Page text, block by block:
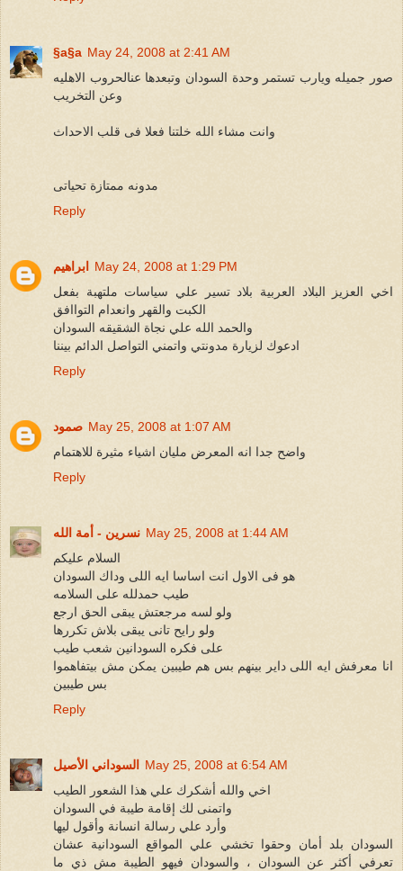
§a§a May 24, 2008 at 2:41 AM
صور جميله ويارب تستمر وحدة السودان وتبعدها عنالحروب الاهليه
وعن التخريب
وانت مشاء الله خلتنا فعلا فى قلب الاحداث
مدونه ممتازة تحياتى
Reply
ابراهيم
May 24, 2008 at 1:29 PM
اخي العزيز البلاد العربية بلاد تسير علي سياسات ملتهبة بفعل
الكبت والقهر وانعدام التواافق
والحمد الله علي نجاة الشقيقه السودان
ادعوك لزيارة مدونتي واتمني التواصل الدائم بيننا
Reply
صمود May 25, 2008 at 1:07 AM
واضح جدا انه المعرض مليان اشياء مثيرة للاهتمام
Reply
نسرين - أمة الله May 25, 2008 at 1:44 AM
السلام عليكم
هو فى الاول انت اساسا ايه اللى وداك السودان
طيب حمدلله على السلامه
ولو لسه مرجعتش يبقى الحق ارجع
ولو رايح تانى يبقى بلاش تكررها
على فكره السودانين شعب طيب
انا معرفش ايه اللى داير بينهم بس هم طيبين يمكن مش بيتفاهموا
بس طيبين
Reply
السوداني الأصيل
May 25, 2008 at 6:54 AM
اخي والله أشكرك علي هذا الشعور الطيب
واتمنى لك إقامة طيبة في السودان
وأرد علي رسالة انسانة وأقول ليها
السودان بلد أمان وحقوا تخشي علي المواقع السودانية عشان
تعرفي أكثر عن السودان ، والسودان فيهو الطيبة مش ذي ما